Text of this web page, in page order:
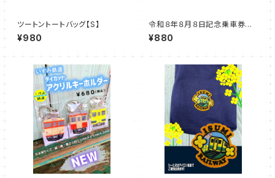
ツートントートバッグ【S】
¥980
令和８年８月８日記念乗車券セ
ット【A】
¥880